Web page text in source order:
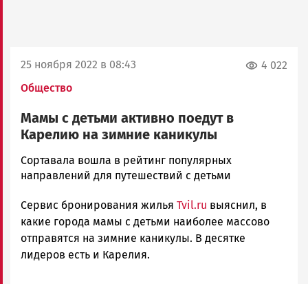
25 ноября 2022 в 08:43
Общество
4 022
Мамы с детьми активно поедут в
Карелию на зимние каникулы
Юрий
Каулио
Петрозаводска
и
Карелии
|
Сортавала вошла в рейтинг популярных
направлений для путешествий с детьми
Сервис бронирования жилья Tvil.ru выяснил, в
какие города мамы с детьми наиболее массово
отправятся на зимние каникулы. В десятке
лидеров есть и Карелия.